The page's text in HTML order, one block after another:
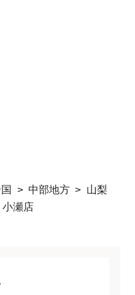
中部地方
山梨
瀬店